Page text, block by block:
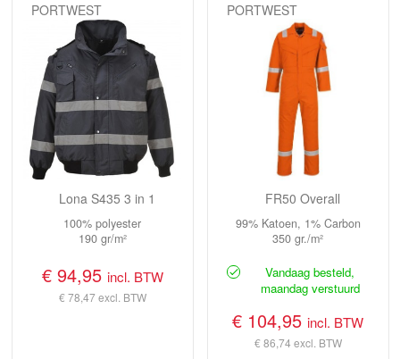
PORTWEST
Lona S435 3 in 1
100% polyester
190 gr/m²
€ 94,95 incl. BTW
€ 78,47excl. BTW
PORTWEST
FR50 Overall
99% Katoen, 1% Carbon
350 gr./m²
Vandaag besteld,
maandag verstuurd
€ 104,95 incl. BTW
€ 86,74 excl. BTW